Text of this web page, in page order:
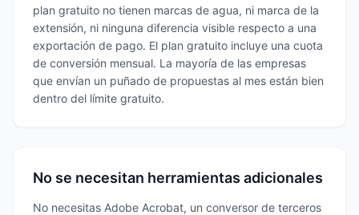
plan gratuito no tienen marcas de agua, ni marca de la
extensión, ni ninguna diferencia visible respecto a una
exportación de pago. El plan gratuito incluye una cuota
de conversión mensual. La mayoría de las empresas
que envían un puñado de propuestas al mes están bien
dentro del límite gratuito.
No se necesitan herramientas adicionales
No necesitas Adobe Acrobat, un conversor de terceros